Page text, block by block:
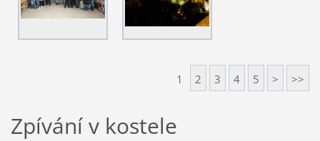
1 2 3 4 5 > >>
Zpívání v kostele